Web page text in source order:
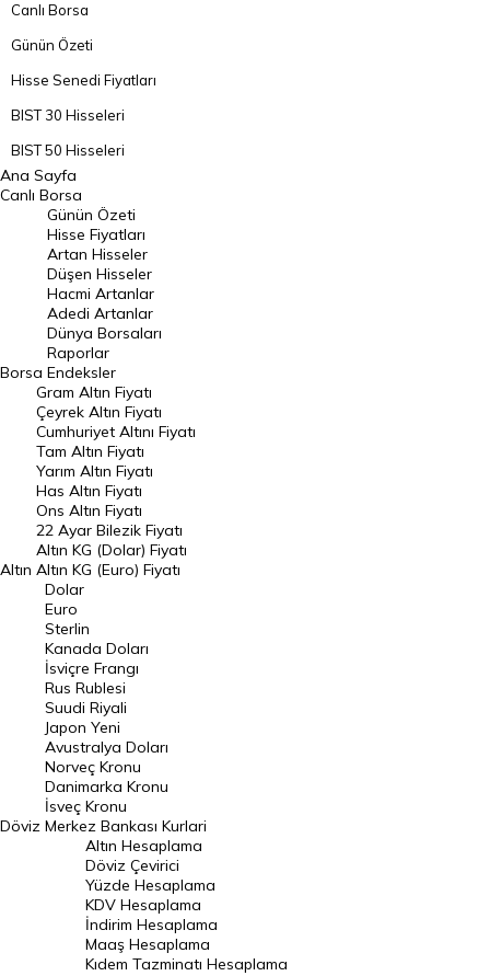
Canlı Borsa
Günün Özeti
Hisse Senedi Fiyatları
BIST 30 Hisseleri
BIST 50 Hisseleri
BIST 100 Hisseleri
En Çok Artan Hisseler
En Çok Düşen Hisseler
Hacmi Artanlar
Geçmiş Kapanışlar
Dünya Borsaları
Raporlar
Endeksler
DÖVİZ
Döviz Kuru
Dolar Kuru
Euro Kuru
Pound Kuru
Frank Kuru
Riyal Kuru
Avustralya Doları
Danimarka Kronu Kuru
Kanada Doları Kuru
Norveç Kronu Kuru
İsveç Kronu Kuru
Japon Yeni Kuru
Serbest Piyasa Döviz Kurları
Merkez Bankası Döviz Kurları
Ana Sayfa
Canlı Borsa
Borsa
Günün Özeti
Hisse Fiyatları
Artan Hisseler
Düşen Hisseler
Hacmi Artanlar
Adedi Artanlar
Dünya Borsaları
Raporlar
Endeksler
Altın
Gram Altın Fiyatı
Çeyrek Altın Fiyatı
Cumhuriyet Altını Fiyatı
Tam Altın Fiyatı
Yarım Altın Fiyatı
Has Altın Fiyatı
Ons Altın Fiyatı
22 Ayar Bilezik Fiyatı
Altın KG (Dolar) Fiyatı
Altın KG (Euro) Fiyatı
Döviz
Dolar
Euro
Sterlin
Kanada Doları
İsviçre Frangı
Rus Rublesi
Suudi Riyali
Japon Yeni
Avustralya Doları
Norveç Kronu
Danimarka Kronu
İsveç Kronu
Merkez Bankası Kurlari
Altın Hesaplama
Döviz Çevirici
Yüzde Hesaplama
KDV Hesaplama
İndirim Hesaplama
Maaş Hesaplama
Kıdem Tazminatı Hesaplama